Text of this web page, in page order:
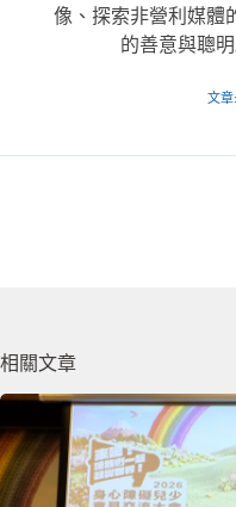
像、探索非營利媒體
的善意與聰
文章
相關文章